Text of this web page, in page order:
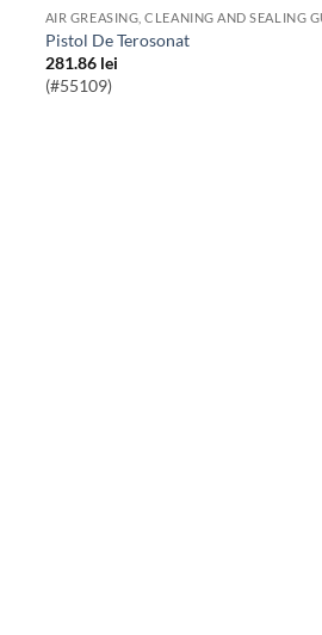
Pistol De Terosonat
281.86 lei
(#55109)